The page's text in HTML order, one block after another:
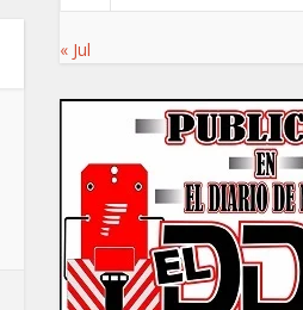
« Jul